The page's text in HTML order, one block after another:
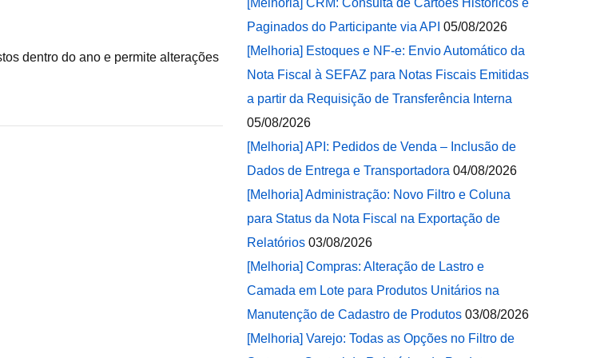
dentro do ano e permite alterações
[Melhoria] CRM: Consulta de Cartões Históricos e
Paginados do Participante via API 05/08/2026
[Melhoria] Estoques e NF-e: Envio Automático da
Nota Fiscal à SEFAZ para Notas Fiscais Emitidas
a partir da Requisição de Transferência Interna
05/08/2026
[Melhoria] API: Pedidos de Venda – Inclusão de
Dados de Entrega e Transportadora 04/08/2026
[Melhoria] Administração: Novo Filtro e Coluna
para Status da Nota Fiscal na Exportação de
Relatórios 03/08/2026
[Melhoria] Compras: Alteração de Lastro e
Camada em Lote para Produtos Unitários na
Manutenção de Cadastro de Produtos 03/08/2026
[Melhoria] Varejo: Todas as Opções no Filtro de